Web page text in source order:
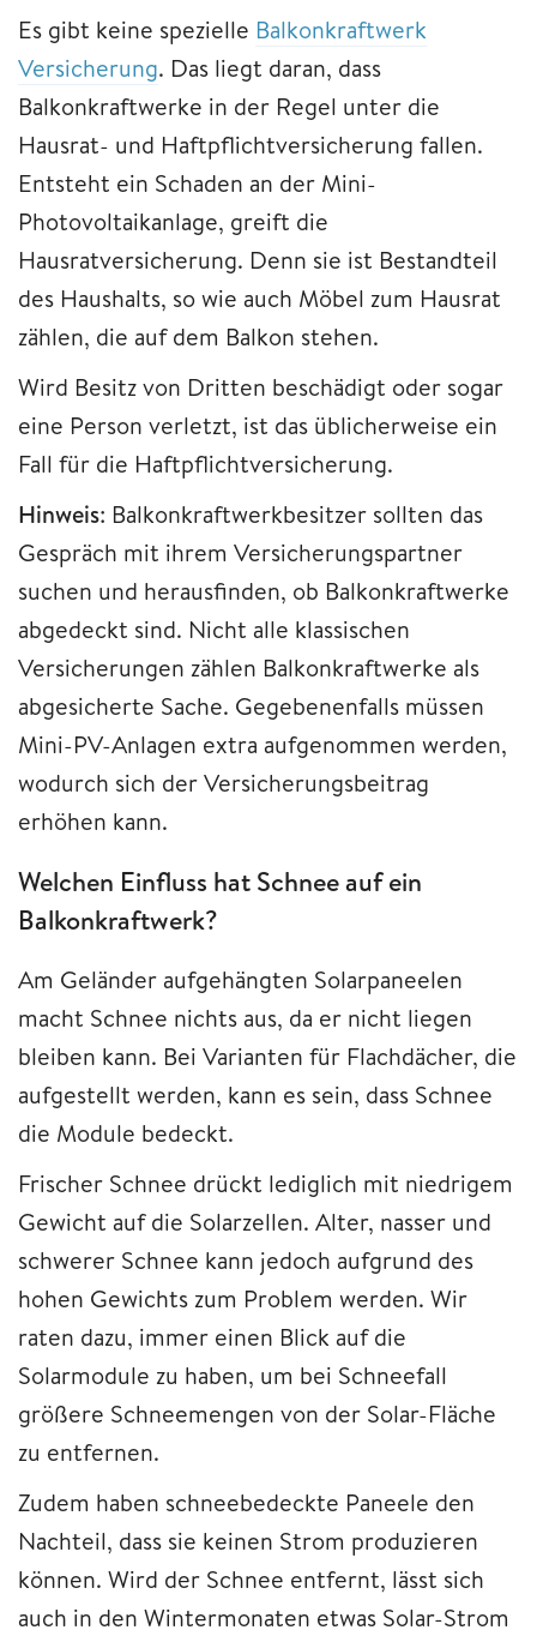
Es gibt keine spezielle Balkonkraftwerk
Versicherung. Das liegt daran, dass
Balkonkraftwerke in der Regel unter die
Hausrat- und Haftpflichtversicherung fallen.
Entsteht ein Schaden an der Mini-
Photovoltaikanlage, greift die
Hausratversicherung. Denn sie ist Bestandteil
des Haushalts, so wie auch Möbel zum Hausrat
zählen, die auf dem Balkon stehen.
Wird Besitz von Dritten beschädigt oder sogar
eine Person verletzt, ist das üblicherweise ein
Fall für die Haftpflichtversicherung.
Hinweis: Balkonkraftwerkbesitzer sollten das
Gespräch mit ihrem Versicherungspartner
suchen und herausfinden, ob Balkonkraftwerke
abgedeckt sind. Nicht alle klassischen
Versicherungen zählen Balkonkraftwerke als
abgesicherte Sache. Gegebenenfalls müssen
Mini-PV-Anlagen extra aufgenommen werden,
wodurch sich der Versicherungsbeitrag
erhöhen kann.
Welchen Einfluss hat Schnee auf ein
Balkonkraftwerk?
Am Geländer aufgehängten Solarpaneelen
macht Schnee nichts aus, da er nicht liegen
bleiben kann. Bei Varianten für Flachdächer, die
aufgestellt werden, kann es sein, dass Schnee
die Module bedeckt.
Frischer Schnee drückt lediglich mit niedrigem
Gewicht auf die Solarzellen. Alter, nasser und
schwerer Schnee kann jedoch aufgrund des
hohen Gewichts zum Problem werden. Wir
raten dazu, immer einen Blick auf die
Solarmodule zu haben, um bei Schneefall
größere Schneemengen von der Solar-Fläche
zu entfernen.
Zudem haben schneebedeckte Paneele den
Nachteil, dass sie keinen Strom produzieren
können. Wird der Schnee entfernt, lässt sich
auch in den Wintermonaten etwas Solar-Strom